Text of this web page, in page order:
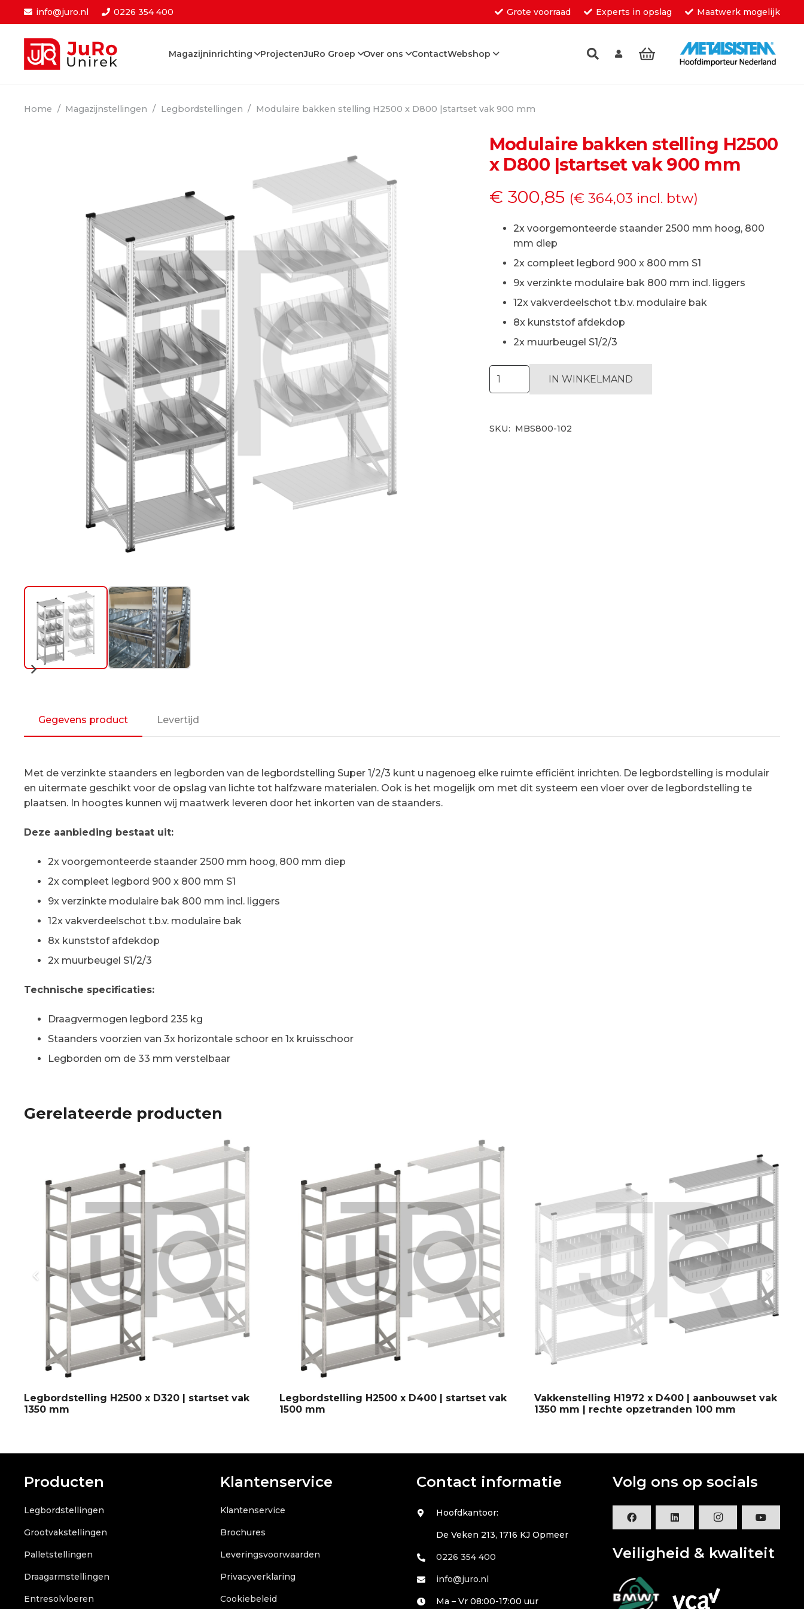
info@juro.nl 0226 354 400 Grote voorraad Experts in opslag Maatwerk mogelijk
Magazijninrichting ProjectenJuRo Groep Over ons ContactWebshop
Home / Magazijnstellingen / Legbordstellingen / Modulaire bakken stelling H2500 x D800 |startset vak 900 mm
Modulaire bakken stelling H2500
x D800 |startset vak 900 mm
€ 300,85 (€364,03 incl. btw)
2x voorgemonteerde staander 2500 mm hoog, 800
mm diep
2x compleet legbord 900 x 800 mm S1
9x verzinkte modulaire bak 800 mm incl. liggers
12x vakverdeelschot t.b.v. modulaire bak
8x kunststof afdekdop
2x muurbeugel S1/2/3
Modulaire
x
IN WINKELMAND
SKU: MBS800-102
Gegevens product Levertijd
Met de verzinkte staanders en legborden van de legbordstelling Super 1/2/3 kunt u nagenoeg elke ruimte efficiënt inrichten. De legbordstelling is modulair
en uitermate geschikt voor de opslag van lichte tot halfzware materialen. Ook is het mogelijk om met dit systeem een vloer over de legbordstelling te
plaatsen. In hoogtes kunnen wij maatwerk leveren door het inkorten van de staanders.
Deze aanbieding bestaat uit:
2x voorgemonteerde staander 2500 mm hoog, 800 mm diep
2x compleet legbord 900 x 800 mm S1
9x verzinkte modulaire bak 800 mm incl. liggers
12x vakverdeelschot t.b.v. modulaire bak
8x kunststof afdekdop
2x muurbeugel S1/2/3
Technische specificaties:
Draagvermogen legbord 235 kg
Staanders voorzien van 3x horizontale schoor en 1x kruisschoor
Legborden om de 33 mm verstelbaar
Gerelateerde producten
Legbordstelling H2500 x D320 | startset vak
1350 mm
Legbordstelling H2500 x D400 | startset vak
1500 mm
Vakkenstelling H1972 x D400 | aanbouwset vak
1350 mm | rechte opzetranden 100 mm
Producten
Legbordstellingen
Grootvakstellingen
Palletstellingen
Draagarmstellingen
Entresolvloeren
Klantenservice
Klantenservice
Brochures
Leveringsvoorwaarden
Privacyverklaring
Cookiebeleid
Contact informatie
Hoofdkantoor:
De Veken 213, 1716 KJ Opmeer
0226 354 400
info@juro.nl
Ma – Vr 08:00-17:00 uur
Volg ons op socials
Veiligheid & kwaliteit